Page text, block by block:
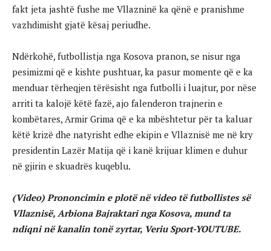
fakt jeta jashtë fushe me Vllazninë ka qënë e pranishme
vazhdimisht gjatë kësaj periudhe.
Ndërkohë, futbollistja nga Kosova pranon, se nisur nga
pesimizmi që e kishte pushtuar, ka pasur momente që e ka
menduar tërheqjen tërësisht nga futbolli i luajtur, por nëse
arriti ta kalojë këtë fazë, ajo falenderon trajnerin e
kombëtares, Armir Grima që e ka mbështetur për ta kaluar
këtë krizë dhe natyrisht edhe ekipin e Vllaznisë me në kry
presidentin Lazër Matija që i kanë krijuar klimen e duhur
në gjirin e skuadrës kuqeblu.
(Video) Prononcimin e plotë në video të futbollistes së
Vllaznisë, Arbiona Bajraktari nga Kosova, mund ta
ndiqni në kanalin tonë zyrtar, Veriu Sport-YOUTUBE.